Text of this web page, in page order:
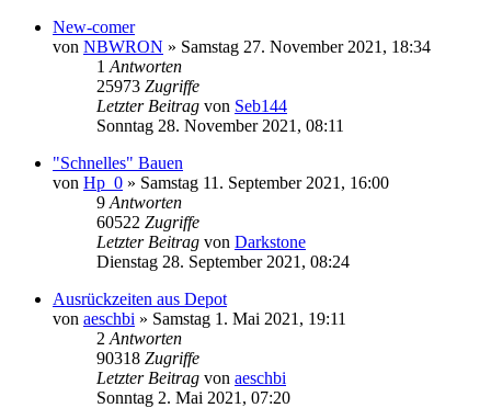
New-comer
von NBWRON » Samstag 27. November 2021, 18:34
1 Antworten
25973 Zugriffe
Letzter Beitrag von Seb144
Sonntag 28. November 2021, 08:11
"Schnelles" Bauen
von Hp_0 » Samstag 11. September 2021, 16:00
9 Antworten
60522 Zugriffe
Letzter Beitrag von Darkstone
Dienstag 28. September 2021, 08:24
Ausrückzeiten aus Depot
von aeschbi » Samstag 1. Mai 2021, 19:11
2 Antworten
90318 Zugriffe
Letzter Beitrag von aeschbi
Sonntag 2. Mai 2021, 07:20